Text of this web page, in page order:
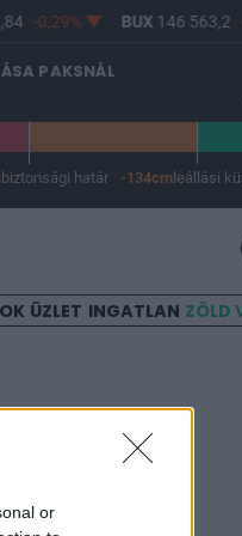
or
-0,29% BUX146 563,2 -
PAKSNÁL
biztonsági határ -134cm leállási
ÜZLET INGATLAN ZÖLD